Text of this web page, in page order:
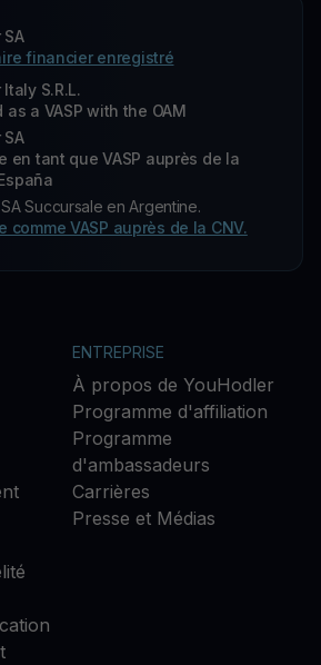
financier enregistré
S.R.L.
as a VASP with the OAM
en tant que VASP auprès de la
Succursale en Argentine.
comme VASP auprès de la CNV.
ENTREPRISE
À propos de YouHodler
Programme d'affiliation
Programme
d'ambassadeurs
Carrières
Presse et Médias